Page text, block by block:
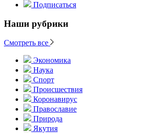
Подписаться
Наши рубрики
Смотреть все
Экономика
Наука
Спорт
Происшествия
Коронавирус
Православие
Природа
Якутия